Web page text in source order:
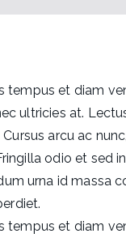
et diam
ultricies at.
arcu ac
odio et sed
urna id massa
et diam